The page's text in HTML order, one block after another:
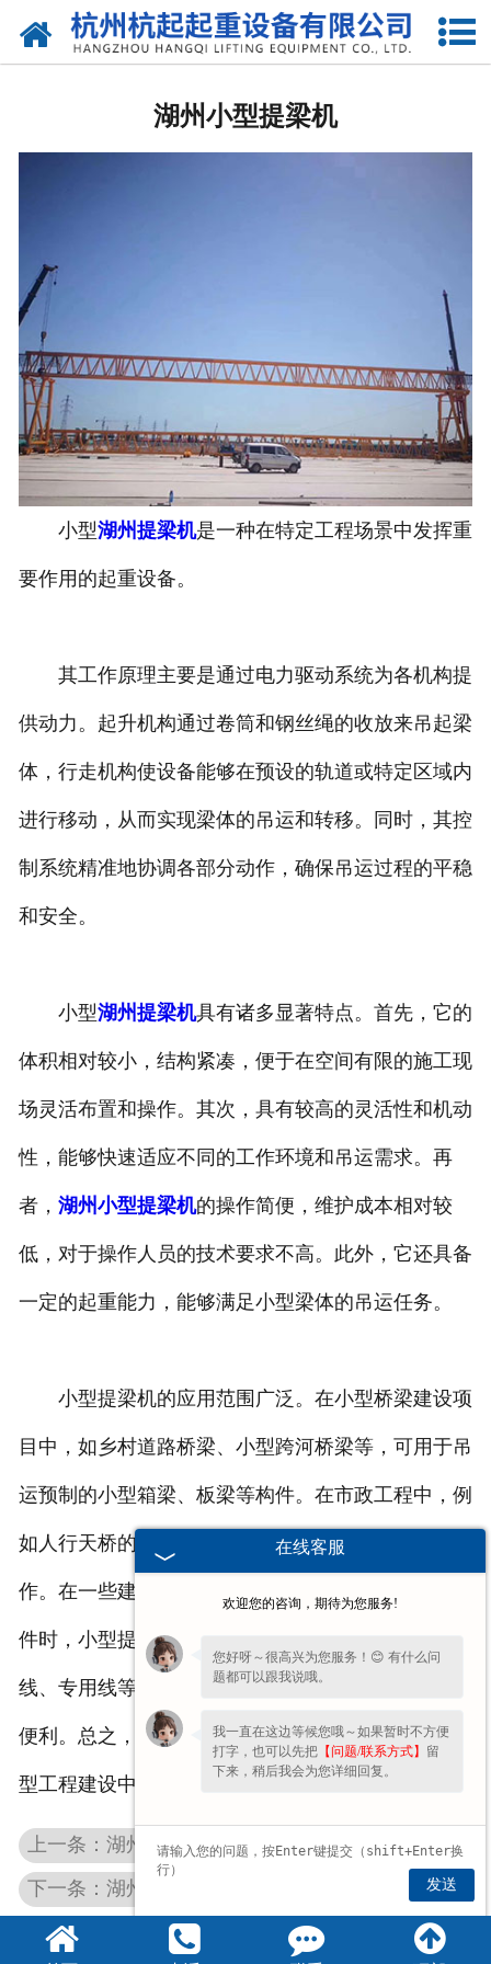
网站首页
湖州起重机配件
湖州架桥机
湖州垃圾抓斗起重机
湖州小型提梁机
小型湖州提梁机是一种在特定工程场景中发挥重
要作用的起重设备。
其工作原理主要是通过电力驱动系统为各机构提
供动力。起升机构通过卷筒和钢丝绳的收放来吊起梁
体，行走机构使设备能够在预设的轨道或特定区域内
进行移动，从而实现梁体的吊运和转移。同时，其控
制系统精准地协调各部分动作，确保吊运过程的平稳
和安全。
小型湖州提梁机具有诸多显著特点。首先，它的
体积相对较小，结构紧凑，便于在空间有限的施工现
场灵活布置和操作。其次，具有较高的灵活性和机动
性，能够快速适应不同的工作环境和吊运需求。再
者， 湖州小型提梁机的操作简便，维护成本相对较
低，对于操作人员的技术要求不高。此外，它还具备
一定的起重能力，能够满足小型梁体的吊运任务。
小型提梁机的应用范围广泛。在小型桥梁建设项
目中，如乡村道路桥梁、小型跨河桥梁等，可用于吊
运预制的小型箱梁、板梁等构件。在市政工程中，例
如人行天桥的建设，能够很好地完成梁体的安装工
作。在一些建筑施工现场，当需要吊运小型的预制构
件时，小型提梁机也能发挥作用。此外，在铁路支
线、专用线等小型工程中，同样能为梁体的吊运提供
便利。总之，小型提梁机以其独特的优势，在各类小
型工程建设中成为不可或缺的吊运设备。
上一条：湖州简易提梁机
下一条：湖州公路提梁机
在线客服
欢迎您的咨询，期待为您服务!
您好呀～很高兴为您服务！😊 有什么问
题都可以跟我说哦。
我一直在这边等候您哦～如果暂时不方便
打字，也可以先把 【问题/联系方式】 留
下来，稍后我会为您详细回复。
发送